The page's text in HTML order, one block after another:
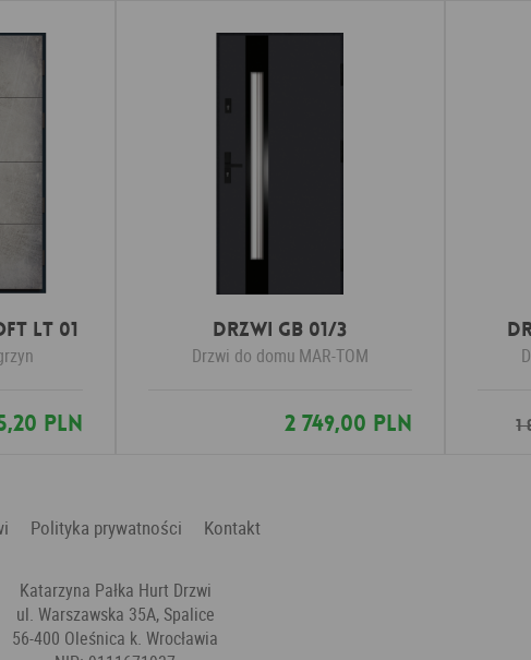
LT 01
PLN
Drzwi GB 01/3
Drzwi do domu MAR-TOM
2 749,00 PLN 1
Polityka prywatności Kontakt
Katarzyna Pałka Hurt Drzwi
ul. Warszawska 35A, Spalice
56-400 Oleśnica k. Wrocławia